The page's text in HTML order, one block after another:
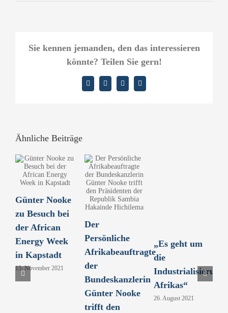
Sie kennen jemanden, den das interessieren
könnte? Teilen Sie gern!
Facebook
X LinkedIn
E-
Mail
Ähnliche Beiträge
Günter Nooke
zu Besuch bei
der African
Energy Week
in Kapstadt
15. November 2021
Der
Persönliche
Afrikabeauftragte
der
Bundeskanzlerin
Günter Nooke
trifft den
„Es geht um
die
Industrialisierung
Afrikas“
26. August 2021